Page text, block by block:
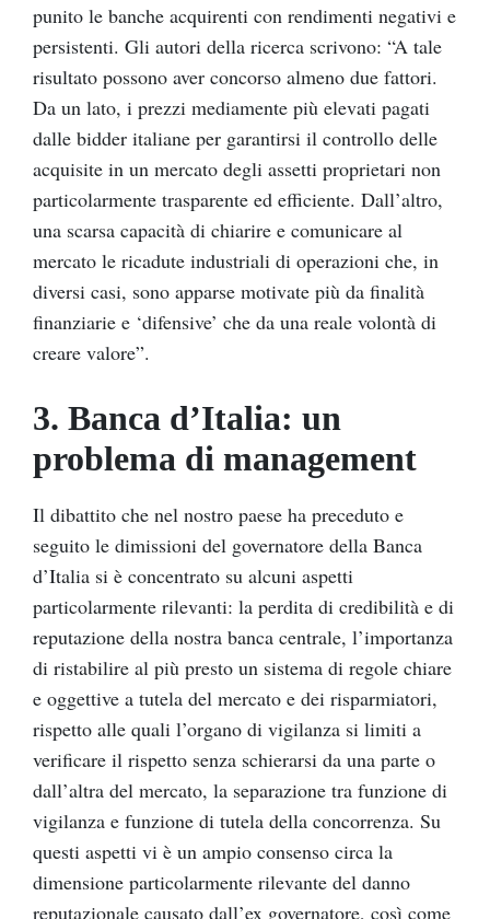
punito le banche acquirenti con rendimenti negativi e
persistenti. Gli autori della ricerca scrivono: “A tale
risultato possono aver concorso almeno due fattori.
Da un lato, i prezzi mediamente più elevati pagati
dalle bidder italiane per garantirsi il controllo delle
acquisite in un mercato degli assetti proprietari non
particolarmente trasparente ed efficiente. Dall’altro,
una scarsa capacità di chiarire e comunicare al
mercato le ricadute industriali di operazioni che, in
diversi casi, sono apparse motivate più da finalità
finanziarie e ‘difensive’ che da una reale volontà di
creare valore”.
3. Banca d’Italia: un
problema di management
Il dibattito che nel nostro paese ha preceduto e
seguito le dimissioni del governatore della Banca
d’Italia si è concentrato su alcuni aspetti
particolarmente rilevanti: la perdita di credibilità e di
reputazione della nostra banca centrale, l’importanza
di ristabilire al più presto un sistema di regole chiare
e oggettive a tutela del mercato e dei risparmiatori,
rispetto alle quali l’organo di vigilanza si limiti a
verificare il rispetto senza schierarsi da una parte o
dall’altra del mercato, la separazione tra funzione di
vigilanza e funzione di tutela della concorrenza. Su
questi aspetti vi è un ampio consenso circa la
dimensione particolarmente rilevante del danno
reputazionale causato dall’ex governatore, così come